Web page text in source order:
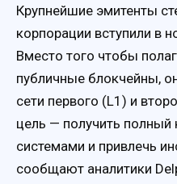
Крупнейшие эмитенты
корпорации вступили в
Вместо того чтобы
публичные блокчейны,
сети первого (L1) и
цель — получить
системами и привлечь
сообщают аналитики